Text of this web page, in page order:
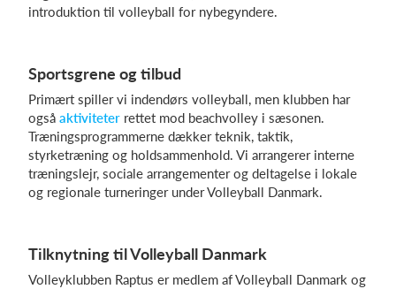
introduktion til volleyball for nybegyndere.
Sportsgrene og tilbud
Primært spiller vi indendørs volleyball, men klubben har
også aktiviteter rettet mod beachvolley i sæsonen.
Træningsprogrammerne dækker teknik, taktik,
styrketræning og holdsammenhold. Vi arrangerer interne
træningslejr, sociale arrangementer og deltagelse i lokale
og regionale turneringer under Volleyball Danmark.
Tilknytning til Volleyball Danmark
Volleyklubben Raptus er medlem af Volleyball Danmark og